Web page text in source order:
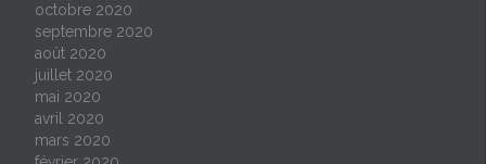
octobre 2020
septembre 2020
août 2020
juillet 2020
mai 2020
avril 2020
mars 2020